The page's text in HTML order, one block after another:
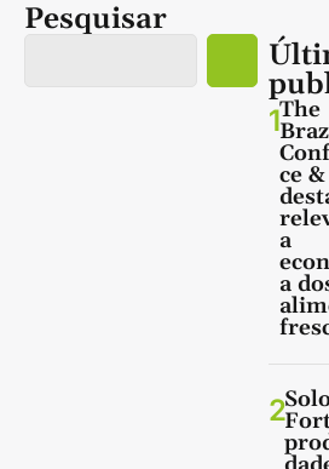
Pesquisar
1The
ce
a
a
2